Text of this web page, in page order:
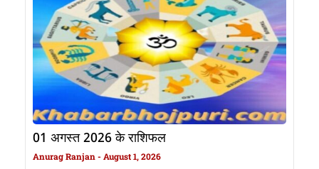
01 अगस्त 2026 के राशिफल
Anurag Ranjan August 1, 2026